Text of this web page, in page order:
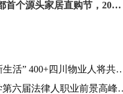
成都首个源头家居直购节，2026年1月10日崇州见
四川物业人将共赴中国物博会
法律人职业前景高峰论坛成功举办